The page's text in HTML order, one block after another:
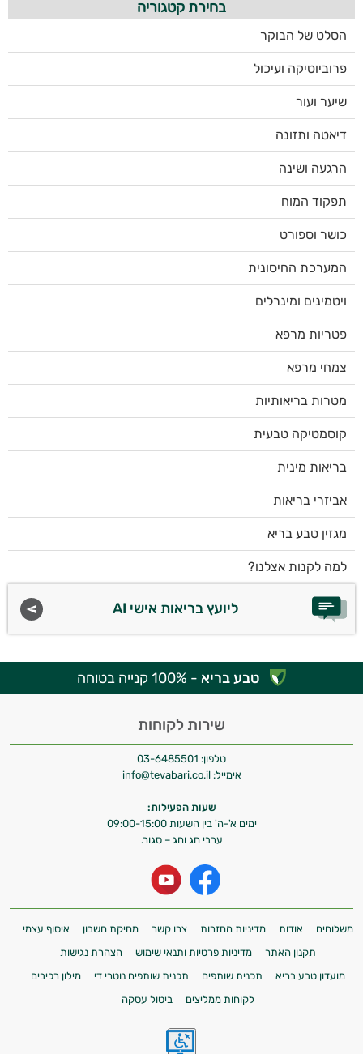
בחירת קטגוריה
הסלט של הבוקר
פרוביוטיקה ועיכול
שיער ועור
דיאטה ותזונה
הרגעה ושינה
תפקוד המוח
כושר וספורט
המערכת החיסונית
ויטמינים ומינרלים
פטריות מרפא
צמחי מרפא
מטרות בריאותיות
קוסמטיקה טבעית
בריאות מינית
אביזרי בריאות
מגזין טבע בריא
למה לקנות אצלנו?
ליועץ בריאות אישי AI
טבע בריא - 100% קנייה בטוחה
שירות לקוחות
טלפון: 03-6485501
אימייל: info@tevabari.co.il
שעות הפעילות:
ימים א'-ה' בין השעות 09:00-15:00
ערבי חג וחג – סגור.
משלוחים אודות מדיניות החזרות צרו קשר מחיקת חשבון
איסוף עצמי
תקנון האתר
מדיניות פרטיות ותנאי שימוש
הצהרת נגישות
מועדון טבע בריא
תכנית שותפים תכנית שותפים נוטרי די
מילון רכיבים
לקוחות ממליצים
ביטול עסקה